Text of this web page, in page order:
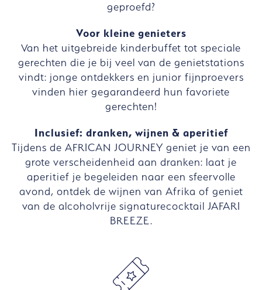
geproefd?
Voor kleine genieters
Van het uitgebreide kinderbuffet tot speciale
gerechten die je bij veel van de genietstations
vindt: jonge ontdekkers en junior fijnproevers
vinden hier gegarandeerd hun favoriete
gerechten!
Inclusief: dranken, wijnen & aperitief
Tijdens de AFRICAN JOURNEY geniet je van een
grote verscheidenheid aan dranken: laat je
aperitief je begeleiden naar een sfeervolle
avond, ontdek de wijnen van Afrika of geniet
van de alcoholvrije signaturecocktail JAFARI
BREEZE.